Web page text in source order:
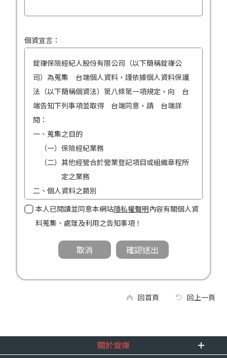
個資宣言：
錠嵂保險經紀人股份有限公司（以下簡稱錠嵂公
司）為蒐集 台端個人資料，謹依據個人資料保護
法（以下簡稱個資法）第八條第一項規定，向 台
端告知下列事項並取得 台端同意，請 台端詳
閱：
一、蒐集之目的
（一）保險經紀業務
（二）其他經營合於營業登記項目或組織章程所
定之業務
二、個人資料之類別
（一）姓名
（二）性別
三、個人資料利用之期間、地區、對象及方式
（一）期間：蒐集之目的存續期間及依法令規定
（四）方式：自動化機器或其他非自動化之方
本人已閱讀並同意本網站隱私權聲明內容有關個人資
料蒐集、處理及利用之告知事項！
回首頁 回上一頁
關於錠嵂